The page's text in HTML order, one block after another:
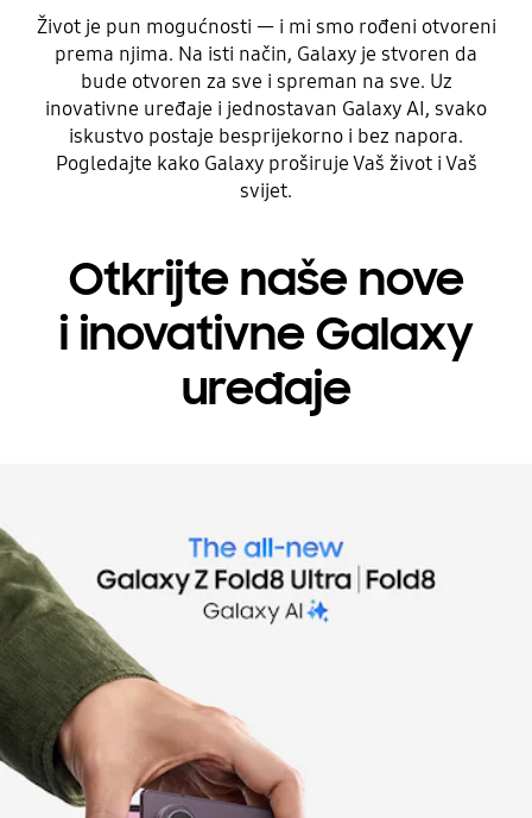
Život je pun mogućnosti — i mi smo rođeni otvoreni
prema njima. Na isti način, Galaxy je stvoren da
bude otvoren za sve i spreman na sve. Uz
inovativne uređaje i jednostavan Galaxy AI, svako
iskustvo postaje besprijekorno i bez napora.
Pogledajte kako Galaxy proširuje Vaš život i Vaš
svijet.
Otkrijte naše nove
i inovativne Galaxy
uređaje